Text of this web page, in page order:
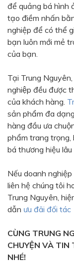
Xanh
Đen - Nơ
Bạc 2cm
để quảng bá hình
tạo điềm nhấn
nghiệp để có thể
bạn luôn mới mẻ
của bạn.
Tại Trung
nghiệp đều được
của khách hàng.
sản phẩm đa
hàng đầu ưa
phẩm trang
bá thương hiệu lâu
Nếu doanh
liên hệ chúng tôi
Trung Nguyên,
dẫn ưu đãi đối tác
CÙNG TRUNG
CHUYỆN VÀ TIN
NHÉ!